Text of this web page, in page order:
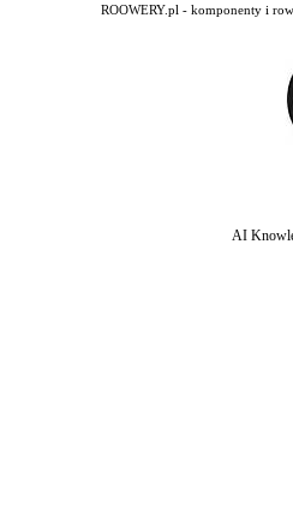
ROOWERY.pl - komponenty i
AI